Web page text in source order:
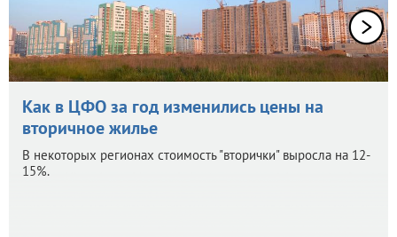
Как в ЦФО за год изменились цены на
вторичное жилье
В некоторых регионах стоимость "вторички" выросла на 12-
15%.